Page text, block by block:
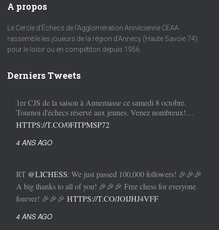
A propos
Le Cercle d’Échecs de l’Agglomération Annécienne CEAA
rassemble les joueurs de la région d’Annecy (Haute Savoie 74)
pour le loisir ou en compétiton depuis 1956.
Derniers Tweets
1er CJS de la saison à Annemasse ce samedi 8 octobre.
Tournoi d'échecs réservé aux jeunes. Venez nombreux!…
HTTPS://T.CO/0FITPMSP72
4 ANS AGO
RT @LICHESS: We just passed 100,000 followers! 🎉🎉🎉
A big thanks to all of you! 🎉🎉🎉 Free chess for everyone
forever! 🎉🎉🎉 HTTPS://T.CO/JOIJHJ4VFF
4 ANS AGO